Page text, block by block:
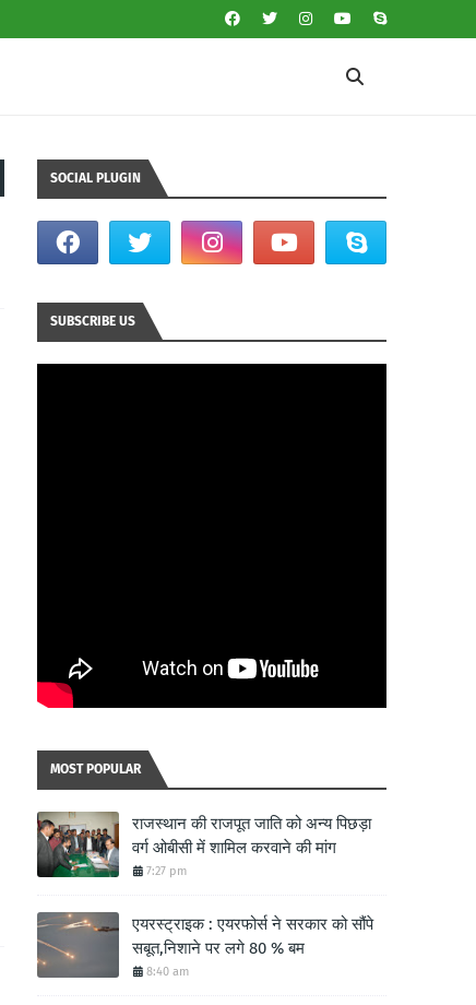
SOCIAL PLUGIN
SUBSCRIBE US
MOST POPULAR
राजस्थान की राजपूत जाति को अन्य पिछड़ा
वर्ग ओबीसी में शामिल करवाने की मांग
7:27 pm
एयरस्ट्राइक : एयरफोर्स ने सरकार को सौंपे
सबूत,निशाने पर लगे 80 % बम
8:40 am